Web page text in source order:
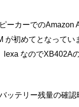
ーカーでのAmazon
が初めてとなってい
lexa なのでXB402A
ッテリー残量の確認